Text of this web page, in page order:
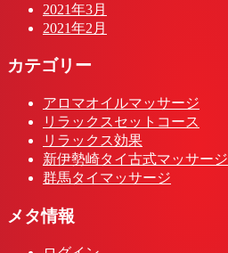
2021年3月
2021年2月
カテゴリー
アロマオイルマッサージ
リラックスセットコース
リラックス効果
新伊勢崎タイ古式マッサージ
群馬タイマッサージ
メタ情報